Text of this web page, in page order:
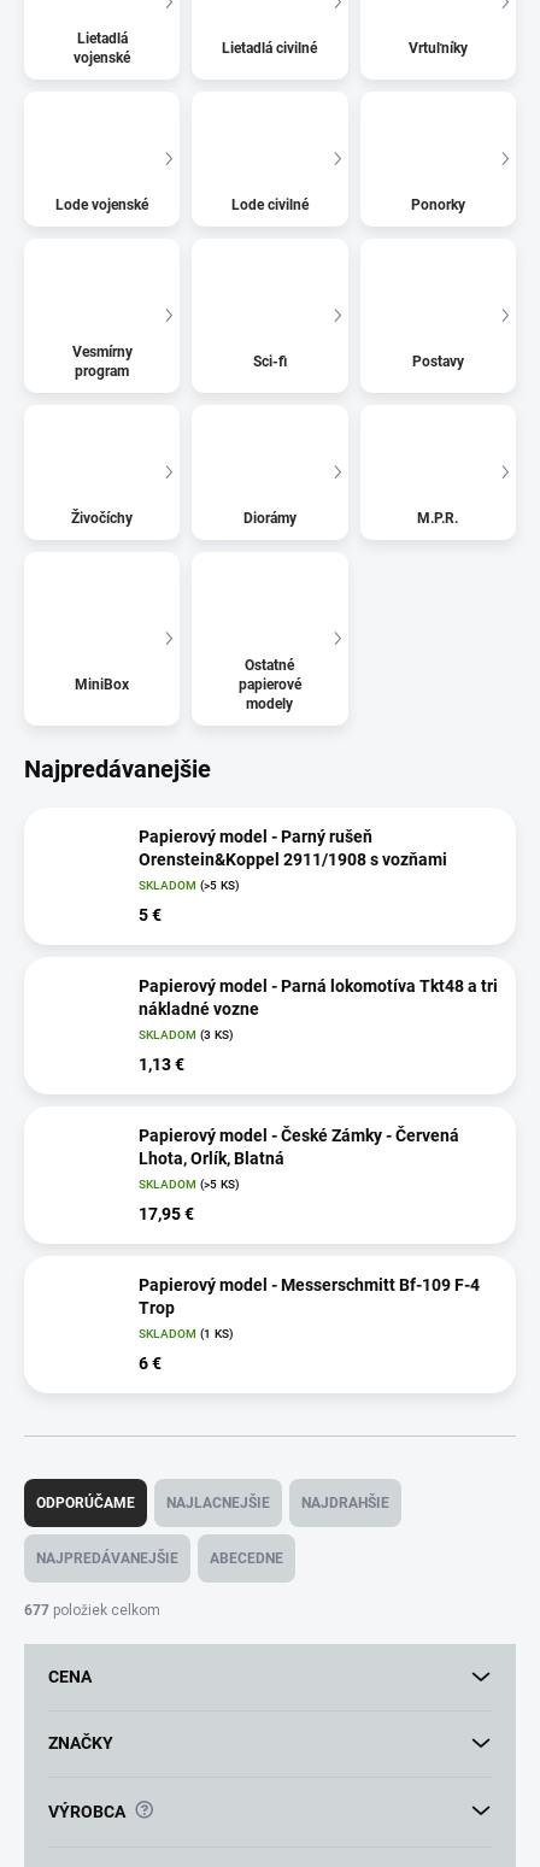
Lietadlá
vojenské
Lietadlá civilné Vrtuľníky
Lode vojenské Lode civilné Ponorky
Vesmírny
program
Sci-fi Postavy
Živočíchy Diorámy M.P.R.
MiniBox
Ostatné
papierové
modely
Najpredávanejšie
Papierový model - Parný rušeň
Orenstein&Koppel 2911/1908 s vozňami
SKLADOM (>5 KS)
5 €
Papierový model - Parná lokomotíva Tkt48 a tri
nákladné vozne
SKLADOM (3 KS)
1,13 €
Papierový model - České Zámky - Červená
Lhota, Orlík, Blatná
SKLADOM (>5 KS)
17,95 €
Papierový model - Messerschmitt Bf-109 F-4
Trop
SKLADOM (1 KS)
6 €
R
d
n
i
ODPORÚČAME NAJLACNEJŠIE NAJDRAHŠIE
NAJPREDÁVANEJŠIE ABECEDNE
677 položiek celkom
CENA
ZNAČKY
VÝROBCA ?